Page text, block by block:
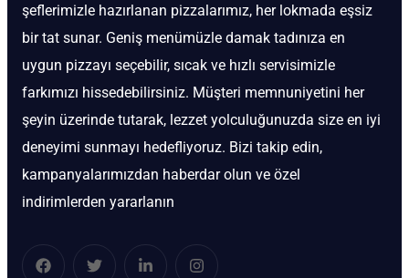
şeflerimizle hazırlanan pizzalarımız, her lokmada eşsiz
bir tat sunar. Geniş menümüzle damak tadınıza en
uygun pizzayı seçebilir, sıcak ve hızlı servisimizle
farkımızı hissedebilirsiniz. Müşteri memnuniyetini her
şeyin üzerinde tutarak, lezzet yolculuğunuzda size en iyi
deneyimi sunmayı hedefliyoruz. Bizi takip edin,
kampanyalarımızdan haberdar olun ve özel
indirimlerden yararlanın